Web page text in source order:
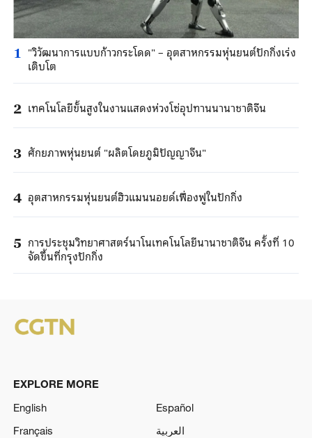
1 "วิวัฒนาการแบบก้าวกระโดด" – อุตสาหกรรมหุ่นยนต์ปักกิ่งเร่ง
เติบโต
2 เทคโนโลยีขั้นสูงในงานแสดงห่วงโซ่อุปทานนานาชาติจีน
3 ศักยภาพหุ่นยนต์ "ผลิตโดยภูมิปัญญาจีน"
4 อุตสาหกรรมหุ่นยนต์ฮิวแมนนอยด์เฟื่องฟูในปักกิ่ง
5 การประชุมวิทยาศาสตร์นาโนเทคโนโลยีนานาชาติจีน ครั้งที่ 10
จัดขึ้นที่กรุงปักกิ่ง
EXPLORE MORE
English
Español
Français
العربية